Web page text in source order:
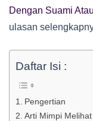
Dengan Suami
ulasan
Daftar Isi :
Pengertian
Arti Mimpi